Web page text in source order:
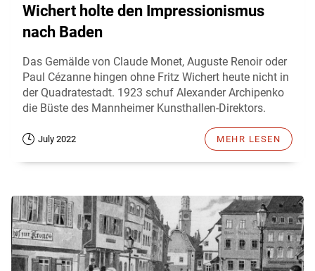
Wichert holte den Impressionismus
nach Baden
Das Gemälde von Claude Monet, Auguste Renoir oder
Paul Cézanne hingen ohne Fritz Wichert heute nicht in
der Quadratestadt. 1923 schuf Alexander Archipenko
die Büste des Mannheimer Kunsthallen-Direktors.
July 2022 MEHR LESEN